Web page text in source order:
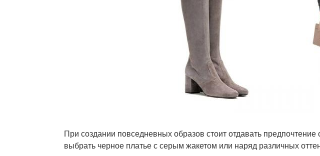
При создании повседневных образов стоит отдавать
выбрать черное платье с серым жакетом или наряд различных